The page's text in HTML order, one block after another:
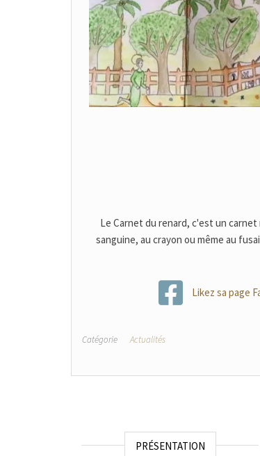
Le Carnet du renard, c'est un
sanguine, au crayon ou même au
Likez sa page
Catégorie Actualités
PRÉSENTATION